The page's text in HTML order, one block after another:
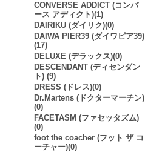
CONVERSE ADDICT (コンバ
ース アディクト)(1)
DAIRIKU (ダイリク)(0)
DAIWA PIER39 (ダイワピア39)
(17)
DELUXE (デラックス)(0)
DESCENDANT (ディセンダン
ト) (9)
DRESS (ドレス)(0)
Dr.Martens (ドクターマーチン)
(0)
FACETASM (ファセッタズム)
(0)
foot the coacher (フット ザ コ
ーチャー)(0)